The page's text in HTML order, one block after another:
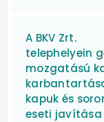
A BKV Zrt.
telephelyein
mozgatású
kapuk és
eseti javítása